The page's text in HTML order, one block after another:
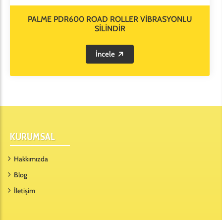
PALME PDR600 ROAD ROLLER VİBRASYONLU
SİLİNDİR
İncele
KURUMSAL
Hakkımızda
Blog
İletişim